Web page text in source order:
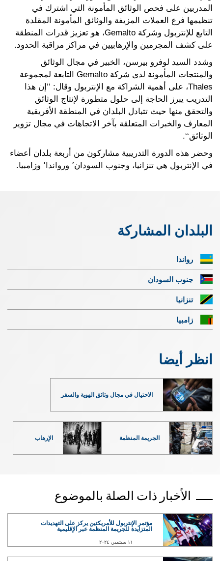
المدربين على فحص الوثائق المأمونة التي اشترك في
تنظيمها فرع العملات المزيفة والوثائق المأمونة المقلدة
التابع للإنتربول وشركة Gemalto، هو تعزيز قدرات المنطقة
على كشف المجرمين والإرهابيين في مراكز مراقبة الحدود.
وشدد السيد لوفرو بيرسن، الخبير في مجال الوثائق
والمنتجات المأمونة لدى شركة Gemalto التابعة لمجموعة
Thales، على أهمية الشراكة مع الإنتربول وقال: ’’إن هذا
التدريب يبرز الحاجة إلى حلول متطورة لإنتاج الوثائق
والتحقق منها حيث تتبادل البلدان في المنطقة الأفريقية
المعارف والخبرات المتعلقة بآخر الاتجاهات في مجال تزوير
الوثائق‘‘.
وحضر هذه الدورة التدريبية مشاركون من أربعة بلدان أعضاء
في الإنتربول هي تنزانيا، وجنوب السودان٬ ورواندا٬ وزامبيا.
البلدان المشاركة
رواندا
جنوب السودان
تنزانيا
زامبيا
انظر أيضا
الاحتيال في مجال وثائق الهوية والسفر
الجريمة المنظمة الإرهاب
الأخبار ذات الصلة بالموضوع
مؤتمر الإنتربول للأمريكتين يركز على التهديدات
المتزايدة للجريمة المنظمة عبر الإقليمية
١١ سبتمبر، ٢٠٢٤